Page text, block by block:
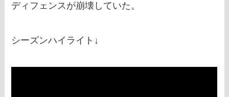
ディフェンスが崩壊していた。
シーズンハイライト↓